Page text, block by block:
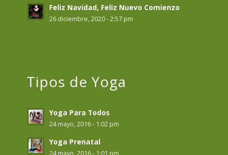
Feliz Navidad, Feliz Nuevo Comienzo
26 diciembre, 2020 - 2:57 pm
Tipos de Yoga
Yoga Para Todos
24 mayo, 2016 - 1:02 pm
Yoga Prenatal
24 mayo, 2016 - 1:01 pm